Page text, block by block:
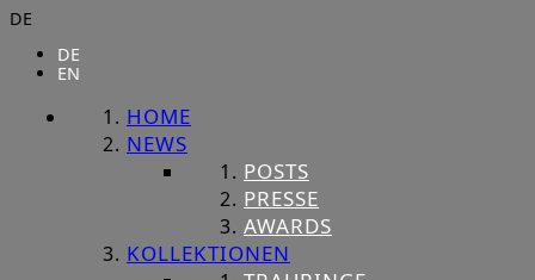
DE
DE
EN
HOME
NEWS
POSTS
PRESSE
AWARDS
KOLLEKTIONEN